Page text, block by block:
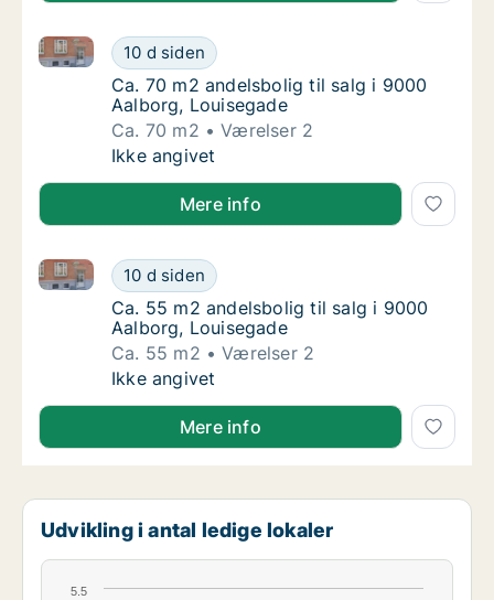
Ca. 70 m2 andelsbolig til salg i 9000
10 d siden
Ca. 70 m2 andelsbolig til salg i 9000 Aalborg,
Ca. 70 m2 andelsbolig til salg i 9000
Ca. 70 m2 andelsbolig til salg i 9000
Aalborg, Louisegade
Ca. 70 m2
Værelser 2
Ca. 70 m2 andelsbolig til salg i 9000
Ikke angivet
Mere info
Ca. 55 m2 andelsbolig til salg i 9000
10 d siden
Ca. 55 m2 andelsbolig til salg i 9000 Aalborg,
Ca. 55 m2 andelsbolig til salg i 9000
Ca. 55 m2 andelsbolig til salg i 9000
Aalborg, Louisegade
Ca. 55 m2
Værelser 2
Ca. 55 m2 andelsbolig til salg i 9000
Ikke angivet
Mere info
Udvikling i antal ledige lokaler
5.5